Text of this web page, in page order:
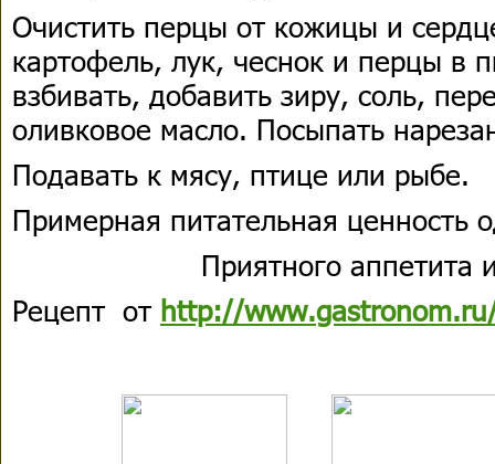
Очистить перцы от кожицы и
картофель, лук, чеснок и перцы в
взбивать, добавить зиру, соль,
оливковое масло. Посыпать
Подавать к мясу, птице или рыбе.
Примерная питательная ценность
Приятного аппетита
Рецепт от http://